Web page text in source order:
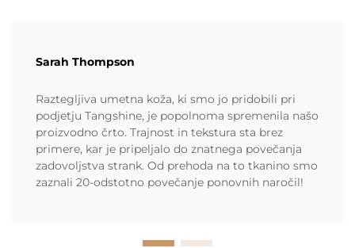
Sarah Thompson
Raztegljiva umetna koža, ki smo jo pridobili pri
podjetju Tangshine, je popolnoma spremenila našo
proizvodno črto. Trajnost in tekstura sta brez
primere, kar je pripeljalo do znatnega povečanja
zadovoljstva strank. Od prehoda na to tkanino smo
zaznali 20-odstotno povečanje ponovnih naročil!